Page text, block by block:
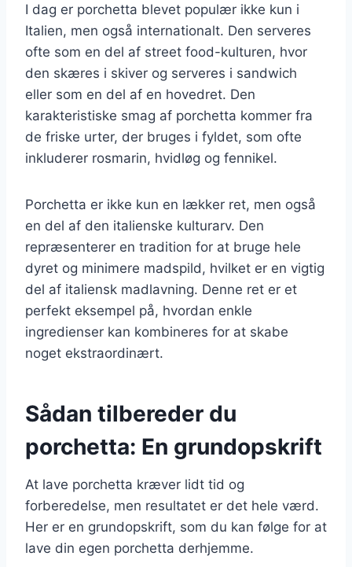
I dag er porchetta blevet populær ikke kun i
Italien, men også internationalt. Den serveres
ofte som en del af street food-kulturen, hvor
den skæres i skiver og serveres i sandwich
eller som en del af en hovedret. Den
karakteristiske smag af porchetta kommer fra
de friske urter, der bruges i fyldet, som ofte
inkluderer rosmarin, hvidløg og fennikel.
Porchetta er ikke kun en lækker ret, men også
en del af den italienske kulturarv. Den
repræsenterer en tradition for at bruge hele
dyret og minimere madspild, hvilket er en vigtig
del af italiensk madlavning. Denne ret er et
perfekt eksempel på, hvordan enkle
ingredienser kan kombineres for at skabe
noget ekstraordinært.
Sådan tilbereder du
porchetta: En grundopskrift
At lave porchetta kræver lidt tid og
forberedelse, men resultatet er det hele værd.
Her er en grundopskrift, som du kan følge for at
lave din egen porchetta derhjemme.